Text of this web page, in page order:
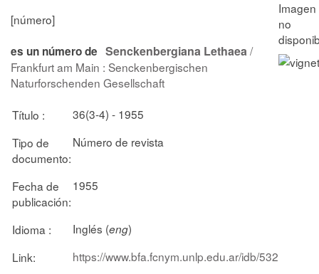
[número]
es un número de Senckenbergiana Lethaea /
Frankfurt am Main : Senckenbergischen
Naturforschenden Gesellschaft
Título :
36(3-4) - 1955
Tipo de
documento:
Número de revista
Fecha de
publicación:
1955
Idioma : Inglés (eng)
Link:
https://www.bfa.fcnym.unlp.edu.ar/idb/532